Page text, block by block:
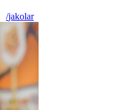
/jakolar